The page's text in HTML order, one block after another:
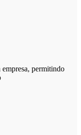
permitindo